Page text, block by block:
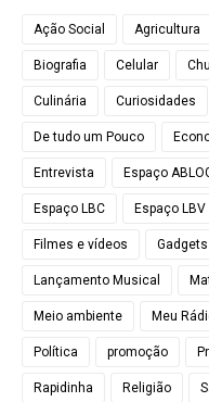
Ação Social Agricultura
Biografia Celular
Culinária Curiosidades
De tudo um Pouco
Entrevista Espaço
Espaço LBC Espaço LBV
Filmes e vídeos Gadgets
Lançamento Musical
Meio ambiente Meu
Política promoção
Rapidinha Religião